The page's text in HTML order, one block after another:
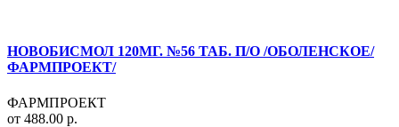
НОВОБИСМОЛ 120МГ. №56 ТАБ. П/О /ОБОЛЕНСКОЕ/
ФАРМПРОЕКТ/
ФАРМПРОЕКТ
от 488.00 р.